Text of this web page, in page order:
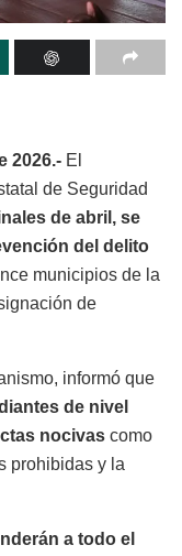
2026.- El
de Seguridad
de abril, se
del delito
municipios de la
de
informó que
de nivel
nocivas como
prohibidas y la
a todo el